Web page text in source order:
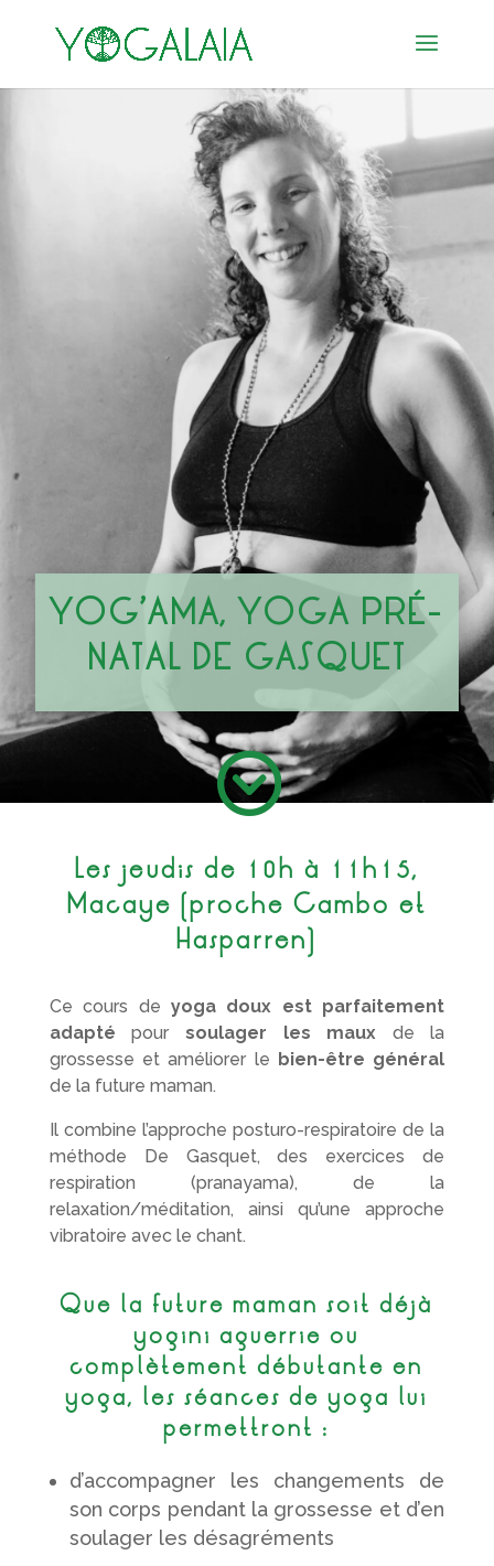
YOG’AMA,YOGA PRÉ-
NATAL DE GASQUET
;
Les jeudis de 10h à 11h15,
Macaye (proche Cambo et
Hasparren)
Ce cours de yoga doux est parfaitement
adapté pour soulager les maux de la
grossesse et améliorer le bien-être général
de la future maman.
Il combine l’approche posturo-respiratoire de la
méthode De Gasquet, des exercices de
respiration (pranayama), de la
relaxation/méditation, ainsi qu’une approche
vibratoire avec le chant.
Que la future maman soit déjà
yogini aguerrie ou
complètement débutante en
yoga, les séances de yoga lui
permettront :
d’accompagner les changements de
son corps pendant la grossesse et d’en
soulager les désagréments